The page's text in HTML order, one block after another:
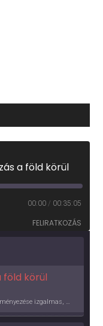
a föld körül
00:00 / 00:35:05
FELIRATKOZÁS
föld körül
Az UNICEF Magyarország jótékonysági kezdeményezése izgalmas, egész éves világkörüli ízutazásra hív, igazi családi program és gasztroedukáció, illetve segítség a rászorulóknak is egyben.